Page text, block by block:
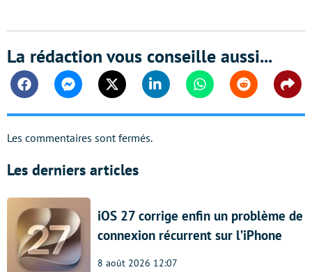
La rédaction vous conseille aussi...
FacebookMessengerTwitter Linkedin WhatsappReddit
Les commentaires sont fermés.
Les derniers articles
iOS 27 corrige enfin un problème de
connexion récurrent sur l’iPhone
8 août 2026 12:07